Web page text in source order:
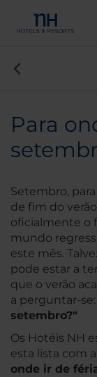
Para
Setembro,
de fim do
oficialmente o
mundo
este mês.
pode estar a
que o verão
a perguntar-se:
setembro?"
Os Hotéis NH
esta lista com
onde ir de